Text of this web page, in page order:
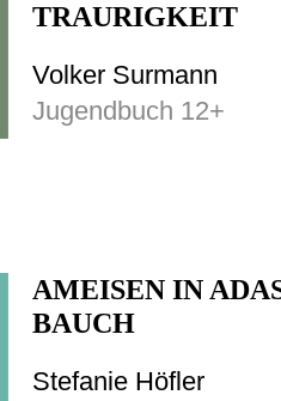
TRAURIGKEIT
Volker Surmann
Jugendbuch 12+
AMEISEN IN
BAUCH
Stefanie Höfler